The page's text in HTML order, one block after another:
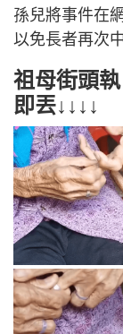
孫兒將事件在
以免長者再次
祖母街頭
即丟↓↓↓↓